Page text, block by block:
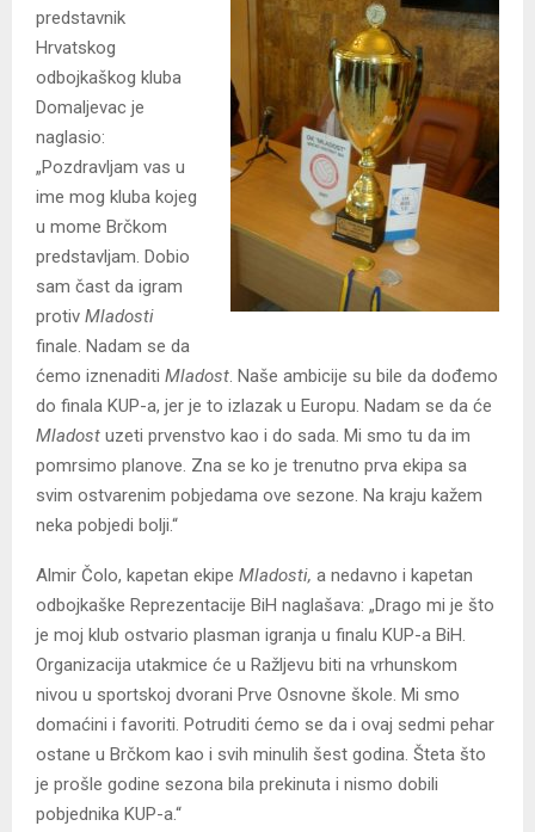
predstavnik
Hrvatskog
odbojkaškog kluba
Domaljevac je
naglasio:
„Pozdravljam vas u
ime mog kluba kojeg
u mome Brčkom
predstavljam. Dobio
sam čast da igram
protiv Mladosti
finale. Nadam se da
ćemo iznenaditi Mladost . Naše ambicije su bile da dođemo
do finala KUP-a, jer je to izlazak u Europu. Nadam se da će
Mladost uzeti prvenstvo kao i do sada. Mi smo tu da im
pomrsimo planove. Zna se ko je trenutno prva ekipa sa
svim ostvarenim pobjedama ove sezone. Na kraju kažem
neka pobjedi bolji.“
Almir Čolo, kapetan ekipe Mladosti, a nedavno i kapetan
odbojkaške Reprezentacije BiH naglašava: „Drago mi je što
je moj klub ostvario plasman igranja u finalu KUP-a BiH.
Organizacija utakmice će u Ražljevu biti na vrhunskom
nivou u sportskoj dvorani Prve Osnovne škole. Mi smo
domaćini i favoriti. Potruditi ćemo se da i ovaj sedmi pehar
ostane u Brčkom kao i svih minulih šest godina. Šteta što
je prošle godine sezona bila prekinuta i nismo dobili
pobjednika KUP-a.“